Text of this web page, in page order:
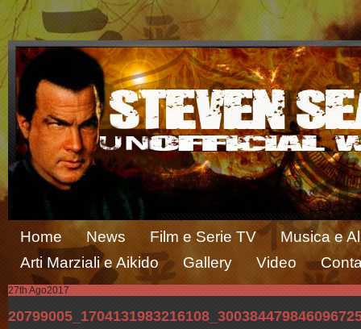
Home News Film e Serie TV
Musica e
Arti Marziali e Aikido
Gallery Video
27th Ago2017